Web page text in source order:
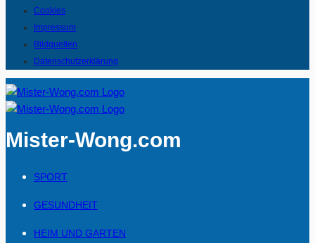
Cookies
Impressum
Bildquellen
Datenschutzerklärung
Mister-Wong.com
SPORT
GESUNDHEIT
HEIM UND GARTEN